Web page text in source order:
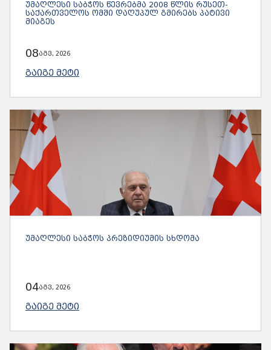
ᲣᲛᲐᲦᲚᲔᲡᲘ ᲡᲐᲑᲭᲝᲡ ᲬᲔᲕᲠᲔᲑᲛᲐ 2008 ᲬᲚᲘᲡ ᲠᲣᲡᲔᲗ-
ᲡᲐᲥᲐᲠᲗᲕᲔᲚᲝᲡ ᲝᲛᲨᲘ ᲓᲐᲦᲣᲞᲣᲚ ᲒᲛᲘᲠᲔᲑᲡ ᲞᲐᲢᲘᲕᲘ
ᲛᲘᲐᲒᲔᲡ
08აგვ, 2026
ᲒᲐᲘᲒᲔ ᲛᲔᲢᲘ
ᲣᲛᲐᲦᲚᲔᲡᲘ ᲡᲐᲑᲭᲝᲡ ᲞᲠᲔᲖᲘᲓᲘᲣᲛᲘᲡ ᲡᲮᲓᲝᲛᲐ
04აგვ, 2026
ᲒᲐᲘᲒᲔ ᲛᲔᲢᲘ